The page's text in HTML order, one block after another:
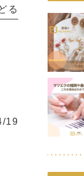
る
19